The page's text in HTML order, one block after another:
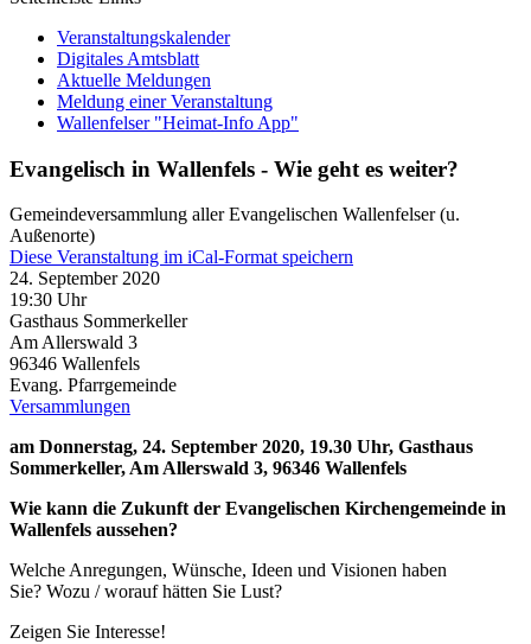
Veranstaltungskalender
Digitales Amtsblatt
Aktuelle Meldungen
Meldung einer Veranstaltung
Wallenfelser "Heimat-Info App"
Evangelisch in Wallenfels - Wie geht es weiter?
Gemeindeversammlung aller Evangelischen Wallenfelser (u.
Außenorte)
Diese Veranstaltung im iCal-Format speichern
24. September 2020
19:30 Uhr
Gasthaus Sommerkeller
Am Allerswald 3
96346 Wallenfels
Evang. Pfarrgemeinde
Versammlungen
am Donnerstag, 24. September 2020, 19.30 Uhr, Gasthaus
Sommerkeller, Am Allerswald 3, 96346 Wallenfels
Wie kann die Zukunft der Evangelischen Kirchengemeinde in
Wallenfels aussehen?
Welche Anregungen, Wünsche, Ideen und Visionen haben
Sie? Wozu / worauf hätten Sie Lust?
Zeigen Sie Interesse!